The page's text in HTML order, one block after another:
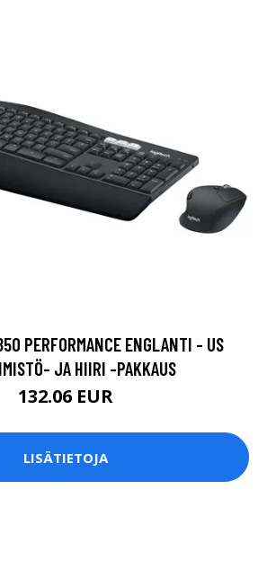
PERFORMANCE ENGLANTI - US
JA HIIRI -PAKKAUS
132.06 EUR
LISÄTIETOJA